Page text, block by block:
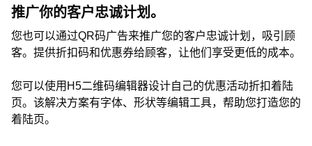
推广你的客户忠诚计划。
您也可以通过QR码广告来推广您的客户忠诚计划，吸引顾
客。提供折扣码和优惠券给顾客，让他们享受更低的成本。
您可以使用H5二维码编辑器设计自己的优惠活动折扣着陆
页。该解决方案有字体、形状等编辑工具，帮助您打造您的
着陆页。